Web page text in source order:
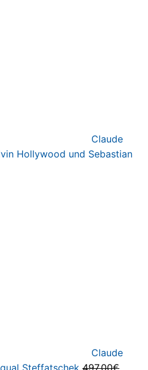
Claude
Hollywood und Sebastian
Claude
Steffatschek 497,00€